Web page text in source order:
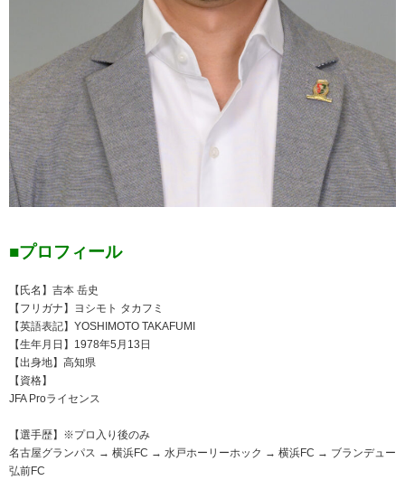
■プロフィール
【氏名】吉本 岳史
【フリガナ】ヨシモト タカフミ
【英語表記】YOSHIMOTO TAKAFUMI
【生年月日】1978年5月13日
【出身地】高知県
【資格】
JFA Proライセンス
【選手歴】※プロ入り後のみ
名古屋グランパス → 横浜FC → 水戸ホーリーホック → 横浜FC → ブランデュー
弘前FC